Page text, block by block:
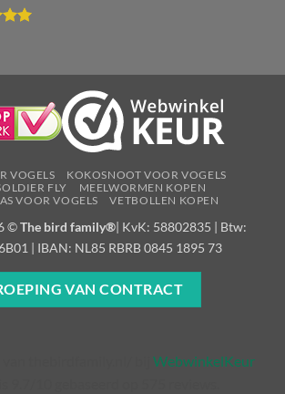
VOGELS
KOKOSNOOT VOOR VOGELS
FLY
MEELWORMEN KOPEN
VOOR VOGELS
VETBOLLEN KOPEN
©The bird family®| KvK: 58802835 | Btw:
| IBAN: NL85 RBRB 0845 1895 73
VAN CONTRACT
WebwinkelKeur